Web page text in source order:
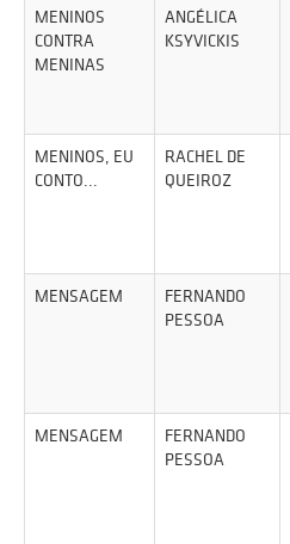
MENINOS
CONTRA
MENINAS
ANGÉLICA
KSYVICKIS
MENINOS, EU
CONTO...
RACHEL DE
QUEIROZ
MENSAGEM
FERNANDO
PESSOA
MENSAGEM
FERNANDO
PESSOA